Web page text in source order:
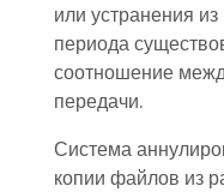
или устранения
периода
соотношение
передачи.
Система
копии файлов из